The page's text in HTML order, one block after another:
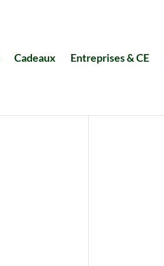
Cadeaux Entreprises & CE